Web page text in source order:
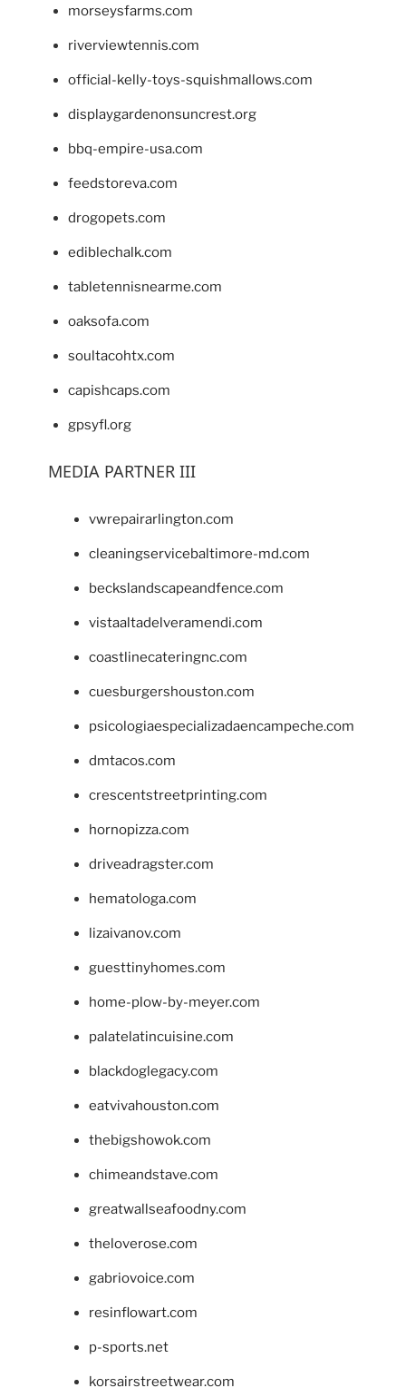
morseysfarms.com
riverviewtennis.com
official-kelly-toys-squishmallows.com
displaygardenonsuncrest.org
bbq-empire-usa.com
feedstoreva.com
drogopets.com
ediblechalk.com
tabletennisnearme.com
oaksofa.com
soultacohtx.com
capishcaps.com
gpsyfl.org
MEDIA PARTNER III
vwrepairarlington.com
cleaningservicebaltimore-md.com
beckslandscapeandfence.com
vistaaltadelveramendi.com
coastlinecateringnc.com
cuesburgershouston.com
psicologiaespecializadaencampeche.com
dmtacos.com
crescentstreetprinting.com
hornopizza.com
driveadragster.com
hematologa.com
lizaivanov.com
guesttinyhomes.com
home-plow-by-meyer.com
palatelatincuisine.com
blackdoglegacy.com
eatvivahouston.com
thebigshowok.com
chimeandstave.com
greatwallseafoodny.com
theloverose.com
gabriovoice.com
resinflowart.com
p-sports.net
korsairstreetwear.com